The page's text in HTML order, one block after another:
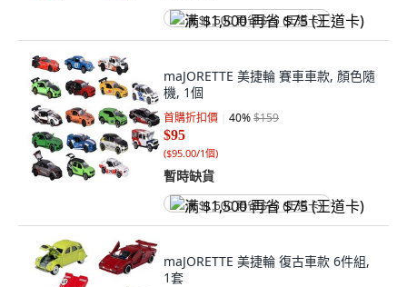
满 $1,500 再省 $75 (王道卡)
maJORETTE 美捷輪 賽車車款, 顏色隨
機, 1個
首購折扣價 40%$159
$95
($95.00/1個)
暫時缺貨
满 $1,500 再省 $75 (王道卡)
maJORETTE 美捷輪 復古車款 6件組,
1套